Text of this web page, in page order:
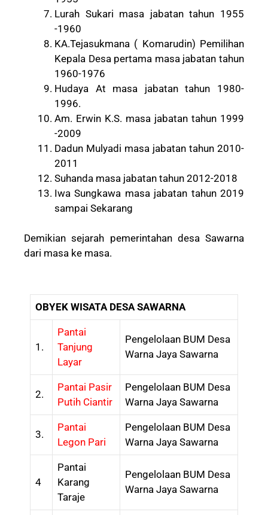
Lurah Sukari masa jabatan tahun 1955
-1960
KA.Tejasukmana ( Komarudin) Pemilihan
Kepala Desa pertama masa jabatan tahun
1960-1976
Hudaya At masa jabatan tahun 1980-
1996.
Am. Erwin K.S. masa jabatan tahun 1999
-2009
Dadun Mulyadi masa jabatan tahun 2010-
2011
Suhanda masa jabatan tahun 2012-2018
Iwa Sungkawa masa jabatan tahun 2019
sampai Sekarang
Demikian sejarah pemerintahan desa Sawarna
dari masa ke masa.
OBYEK WISATA DESA SAWARNA
1.
Pantai
Tanjung
Layar
Pengelolaan BUM Desa
Warna Jaya Sawarna
2.
Pantai Pasir
Putih Ciantir
Pengelolaan BUM Desa
Warna Jaya Sawarna
3.
Pantai
Legon Pari
Pengelolaan BUM Desa
Warna Jaya Sawarna
4
Pantai
Karang
Taraje
Pengelolaan BUM Desa
Warna Jaya Sawarna